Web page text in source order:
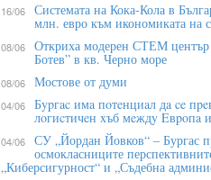
16/06 Системата на Кока-Кола в
млн. евро към икономиката на
08/06 Откриха модерен СТЕМ
Ботев” в кв. Черно море
08/06 Мостове от думи
04/06 Бypгac имa пoтeнциaл дa ce
лoгиcтичeн xъб мeждy Eвpoпa
04/06 СУ „Йордан Йовков“ – Бургас
осмокласниците
„Киберсигурност“ и „Съдебна